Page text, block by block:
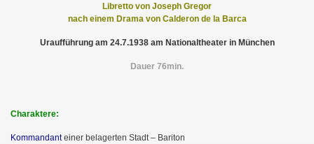
Libretto von Joseph Gregor
nach einem Drama von Calderon de la Barca
Uraufführung am 24.7.1938 am Nationaltheater in München
Dauer 76min.
Charaktere:
Kommandanteiner belagerten Stadt – Bariton